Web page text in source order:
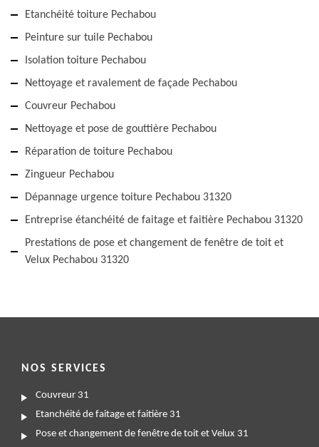
Etanchéité toiture Pechabou
Peinture sur tuile Pechabou
Isolation toiture Pechabou
Nettoyage et ravalement de façade Pechabou
Couvreur Pechabou
Nettoyage et pose de gouttière Pechabou
Réparation de toiture Pechabou
Zingueur Pechabou
Dépannage urgence toiture Pechabou 31320
Entreprise étanchéité de faitage et faitière Pechabou 31320
Prestations de pose et changement de fenêtre de toit et
Velux Pechabou 31320
NOS SERVICES
Couvreur 31
Etanchéité de faitage et faitière 31
Pose et changement de fenêtre de toit et Velux 31